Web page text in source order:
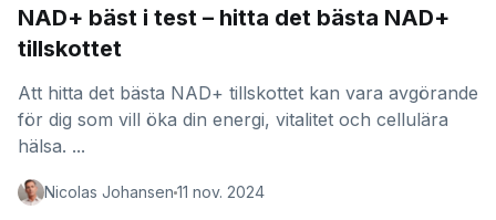
NAD+ bäst i test – hitta det bästa NAD+
tillskottet
Att hitta det bästa NAD+ tillskottet kan vara avgörande
för dig som vill öka din energi, vitalitet och cellulära
hälsa. ...
Nicolas Johansen 11 nov. 2024